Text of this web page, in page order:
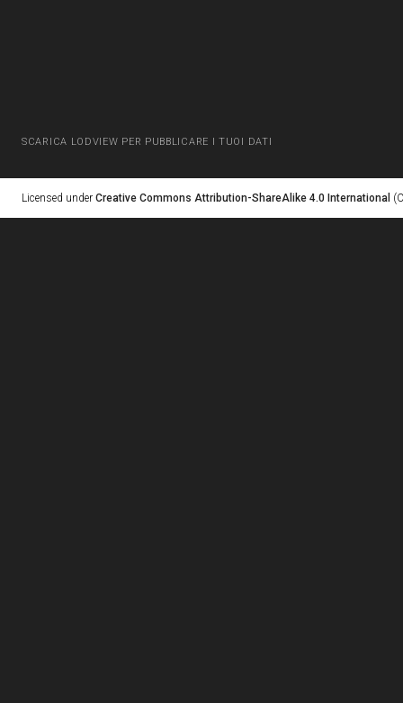
SCARICA LODVIEW PER PUBBLICARE I TUOI DATI
Licensed under Creative Commons Attribution-ShareAlike 4.0 International